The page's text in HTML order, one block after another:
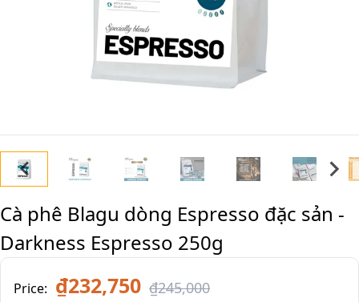
Cà phê Blagu dòng Espresso đặc sản -
Darkness Espresso 250g
Price: ₫232,750 ₫245,000